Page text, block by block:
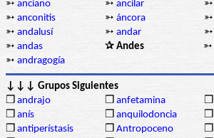
➳ anciano ➳ ancilar ➳
➳ anconitis ➳ áncora ➳
➳ andalusí ➳ andar ➳
➳ andas ✰ Andes ➳
➳ andragogía
↓↓↓ Grupos Siguientes
❒ andrajo ❒ anfetamina ❒
❒ anís ❒ anquilodoncia ❒
❒ antiperístasis ❒ Antropoceno ❒